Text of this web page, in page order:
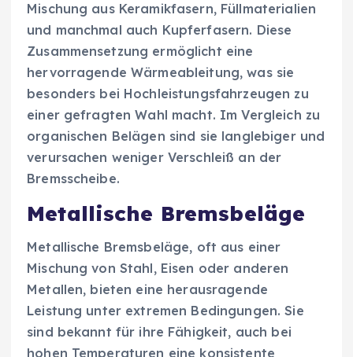
Mischung aus Keramikfasern, Füllmaterialien
und manchmal auch Kupferfasern. Diese
Zusammensetzung ermöglicht eine
hervorragende Wärmeableitung, was sie
besonders bei Hochleistungsfahrzeugen zu
einer gefragten Wahl macht. Im Vergleich zu
organischen Belägen sind sie langlebiger und
verursachen weniger Verschleiß an der
Bremsscheibe.
Metallische Bremsbeläge
Metallische Bremsbeläge, oft aus einer
Mischung von Stahl, Eisen oder anderen
Metallen, bieten eine herausragende
Leistung unter extremen Bedingungen. Sie
sind bekannt für ihre Fähigkeit, auch bei
hohen Temperaturen eine konsistente